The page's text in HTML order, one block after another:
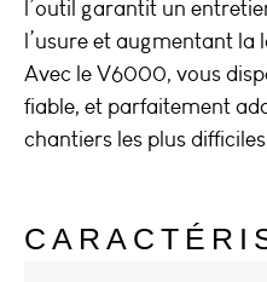
l’outil garantit un
l’usure et augmentant la
Avec le V6000, vous
fiable, et parfaitement
chantiers les plus